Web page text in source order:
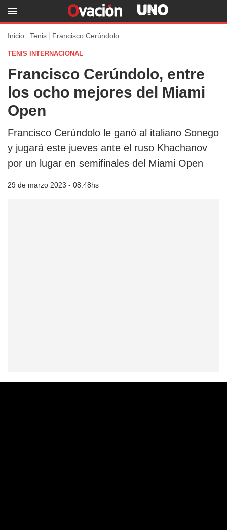
Inicio Tenis Francisco Cerúndolo
TENIS INTERNACIONAL
Francisco Cerúndolo, entre
los ocho mejores del Miami
Open
Francisco Cerúndolo le ganó al italiano Sonego
y jugará este jueves ante el ruso Khachanov
por un lugar en semifinales del Miami Open
29 de marzo 2023 - 08:48hs